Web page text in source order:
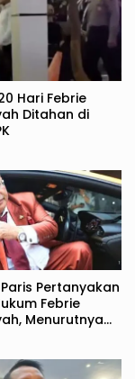
Hari Febrie
Ditahan di
Pertanyakan
Febrie
Menurutnya